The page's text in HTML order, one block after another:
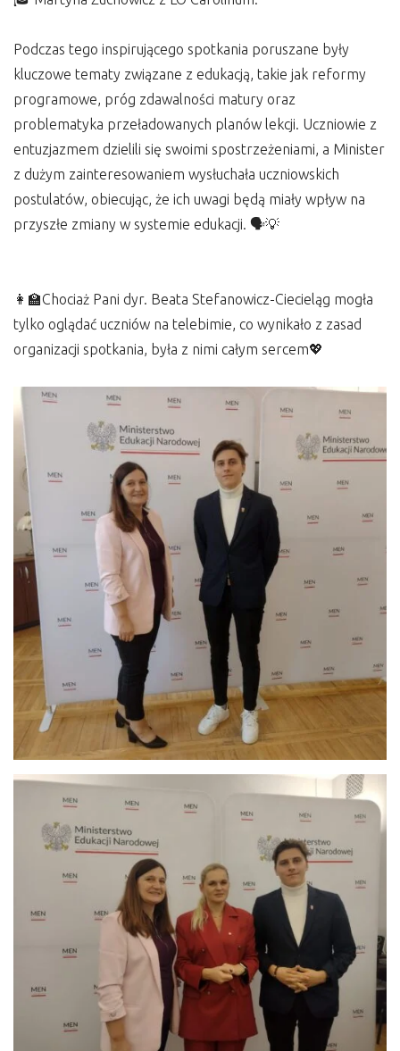
Podczas tego inspirującego spotkania poruszane były
kluczowe tematy związane z edukacją, takie jak reformy
programowe, próg zdawalności matury oraz
problematyka przeładowanych planów lekcji. Uczniowie z
entuzjazmem dzielili się swoimi spostrzeżeniami, a Minister
z dużym zainteresowaniem wysłuchała uczniowskich
postulatów, obiecując, że ich uwagi będą miały wpływ na
przyszłe zmiany w systemie edukacji. 🗣️💡
👩‍🏫Chociaż Pani dyr. Beata Stefanowicz-Ciecieląg mogła
tylko oglądać uczniów na telebimie, co wynikało z zasad
organizacji spotkania, była z nimi całym sercem💖